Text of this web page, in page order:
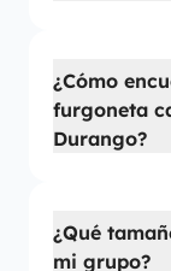
¿Cómo
furgoneta
Durango?
¿Qué
mi grupo?